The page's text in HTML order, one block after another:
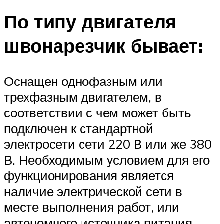
По типу двигателя
швонарезчик бывает:
Оснащен однофазным или
трехфазным двигателем, в
соответствии с чем может быть
подключен к стандартной
электросети сети 220 В или же 380
В. Необходимым условием для его
функционирования является
наличие электрической сети в
месте выполнения работ, или